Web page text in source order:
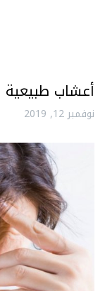
أعشاب طبيعية
نوفمبر 12, 2019